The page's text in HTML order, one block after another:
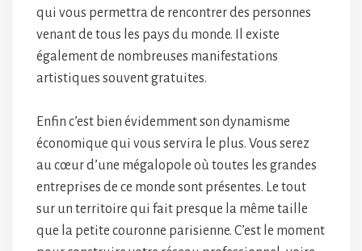
qui vous permettra de rencontrer des personnes
venant de tous les pays du monde. Il existe
également de nombreuses manifestations
artistiques souvent gratuites.
Enfin c’est bien évidemment son dynamisme
économique qui vous servira le plus. Vous serez
au cœur d’une mégalopole où toutes les grandes
entreprises de ce monde sont présentes. Le tout
sur un territoire qui fait presque la même taille
que la petite couronne parisienne. C’est le moment